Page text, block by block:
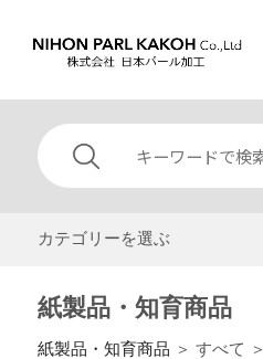
カテゴリーを選ぶ
紙製品・知育商品
紙製品・知育商品 ＞ すべて ＞